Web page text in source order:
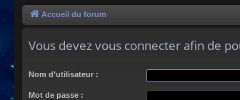
co
s
Accueil du forum
Vous devez vous connecter afin de
Nom d’utilisateur :
Mot de passe :